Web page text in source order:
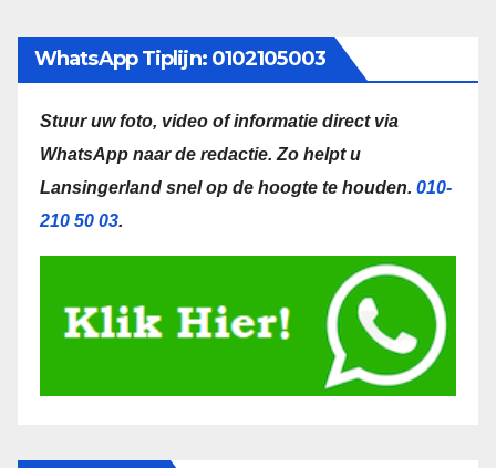
WhatsApp Tiplijn: 0102105003
Stuur uw foto, video of informatie direct via
WhatsApp naar de redactie. Zo helpt u
Lansingerland snel op de hoogte te houden. 010-
210 50 03.